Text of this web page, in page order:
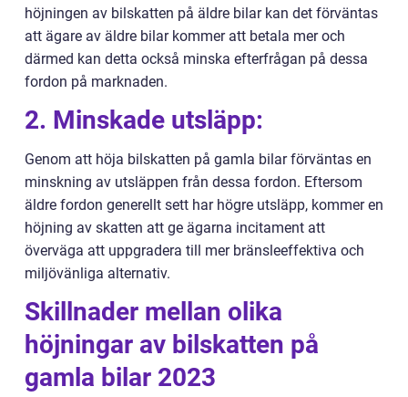
höjningen av bilskatten på äldre bilar kan det förväntas
att ägare av äldre bilar kommer att betala mer och
därmed kan detta också minska efterfrågan på dessa
fordon på marknaden.
2. Minskade utsläpp:
Genom att höja bilskatten på gamla bilar förväntas en
minskning av utsläppen från dessa fordon. Eftersom
äldre fordon generellt sett har högre utsläpp, kommer en
höjning av skatten att ge ägarna incitament att
överväga att uppgradera till mer bränsleeffektiva och
miljövänliga alternativ.
Skillnader mellan olika
höjningar av bilskatten på
gamla bilar 2023